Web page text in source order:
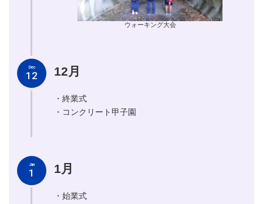
ウォーキング大会
12月
・終業式
・コンクリート甲子園
Dec
12
1月
・始業式
Jan
1